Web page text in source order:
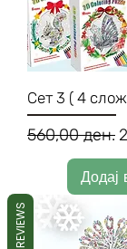
Сет 3 ( 4
Regular Price
560,00 ден.
Додај
REVIEWS